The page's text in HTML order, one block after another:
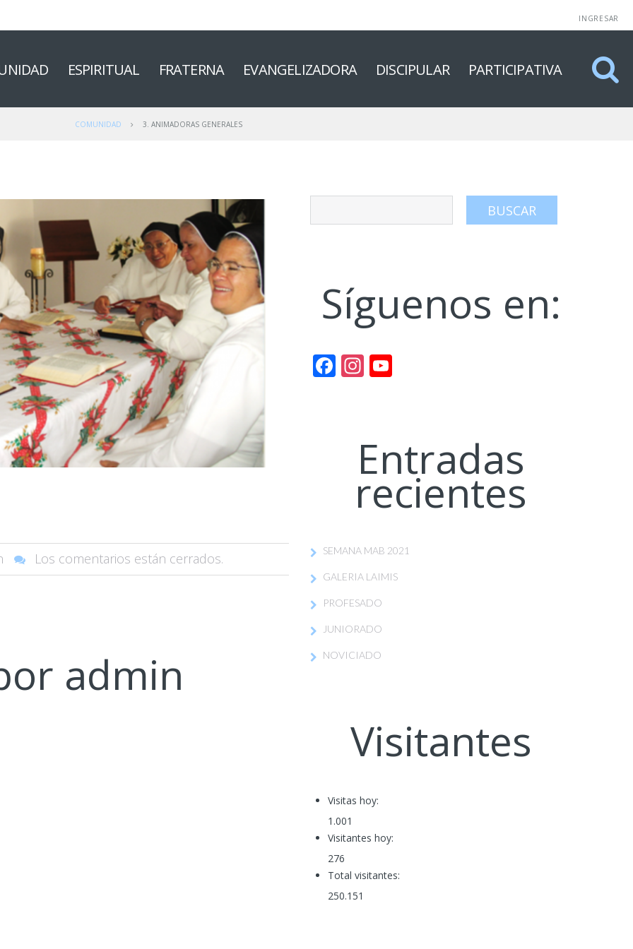
INGRESAR
ESPIRITUAL FRATERNA EVANGELIZADORA DISCIPULAR PARTICIPATIVA
COMUNIDAD 3. ANIMADORAS GENERALES
Los comentarios están cerrados.
admin
Síguenos en:
Facebook
Instagram
Entradas
recientes
SEMANA MAB 2021
GALERIA LAIMIS
PROFESADO
JUNIORADO
NOVICIADO
Visitantes
Visitas hoy:
1.001
Visitantes hoy:
276
Total visitantes:
250.151